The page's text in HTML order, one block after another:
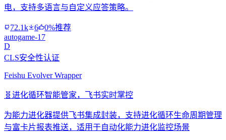
电，支持多语言与自定义应答策略。
72.1k 6
0%推荐
autogame-17
D
CLS安全性认证
Feishu Evolver Wrapper
🧬 进化循环智能管家，飞书实时掌控
为能力进化器提供飞书集成封装，支持进化循环生命周期管理
与富卡片报表推送，适用于自动化能力进化监控场景